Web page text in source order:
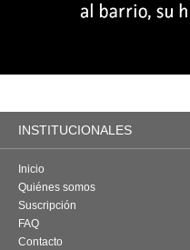
INSTITUCIONALES
Inicio
Quiénes somos
Suscripción
FAQ
Contacto